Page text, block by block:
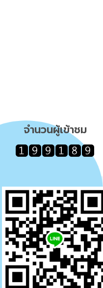
จำนวนผู้เข้าชม